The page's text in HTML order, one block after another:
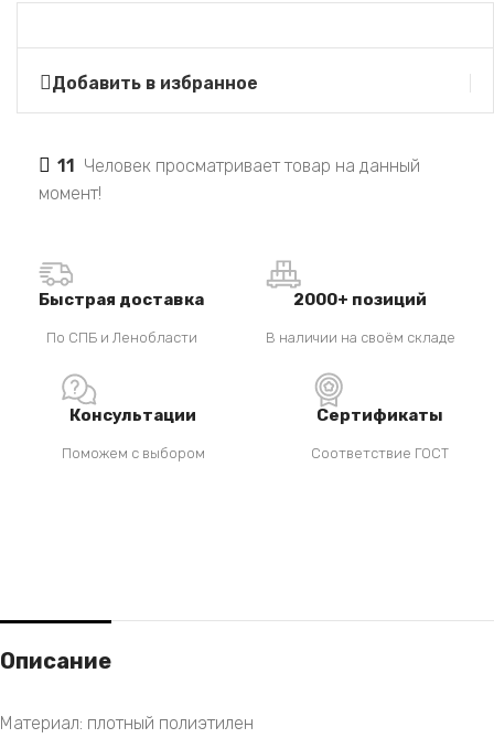
Добавить в избранное
11
Человек просматривает товар на данный
момент!
Быстрая доставка
По СПБ и Ленобласти
2000+ позиций
В наличии на своём складе
Консультации
Поможем с выбором
Сертификаты
Соответствие ГОСТ
Описание
Материал: плотный полиэтилен